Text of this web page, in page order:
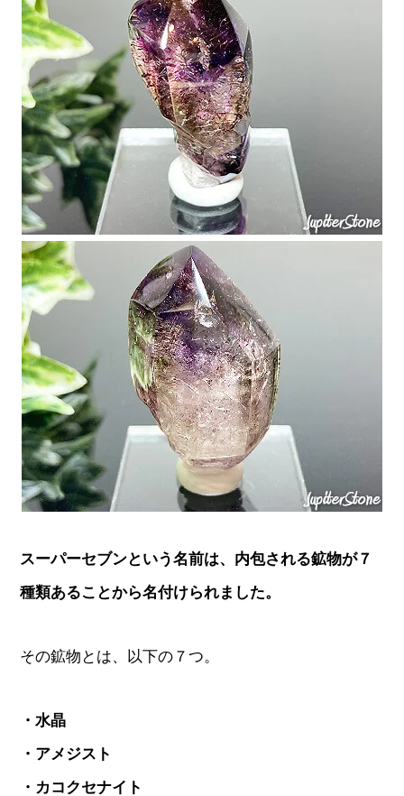
スーパーセブンという名前は、内包される鉱物が７
種類あることから名付けられました。
その鉱物とは、以下の７つ。
・水晶
・アメジスト
・カコクセナイト